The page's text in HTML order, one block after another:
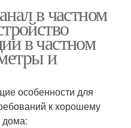
в частном
в частном
и
особенности для
к хорошему
дома: